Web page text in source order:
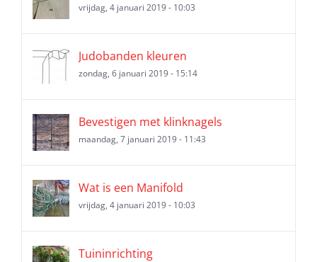
vrijdag, 4 januari 2019 - 10:03
Judobanden kleuren
zondag, 6 januari 2019 - 15:14
Bevestigen met klinknagels
maandag, 7 januari 2019 - 11:43
Wat is een Manifold
vrijdag, 4 januari 2019 - 10:03
Tuininrichting